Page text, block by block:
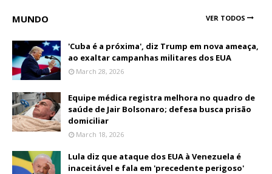
MUNDO VER TODOS
'Cuba é a próxima', diz Trump em nova ameaça,
ao exaltar campanhas militares dos EUA
March 28, 2026
Equipe médica registra melhora no quadro de
saúde de Jair Bolsonaro; defesa busca prisão
domiciliar
March 18, 2026
Lula diz que ataque dos EUA à Venezuela é
inaceitável e fala em 'precedente perigoso'